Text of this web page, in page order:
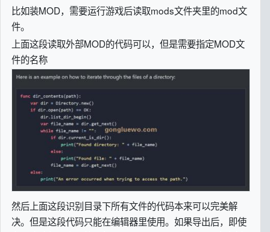
比如装MOD，需要运行游戏后读取mods文件夹里的mod文
件。
上面这段读取外部MOD的代码可以，但是需要指定MOD文
件的名称
然后上面这段识别目录下所有文件的代码本来可以完美解
决。但是这段代码只能在编辑器里使用。如果导出后，即使